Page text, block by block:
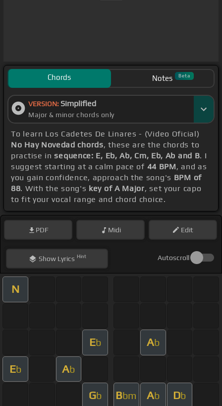
Chords Notes Beta
VERSION: Simplified
Major & minor chords only
To learn Los Cadetes De Linares - (Video Oficial)
No Hay Novedad chords, these are the chords to
practise insequence: E, Eb, Ab, Cm, Eb, Ab and B. I
suggest starting at a calm pace of 44 BPM, and as
you gain confidence, approach the song's BPM of
88. With the song's key of A Major, set your capo
to fit your vocal range and chord choice.
PDF Midi Edit
ShowLyrics Hint Autoscroll
N
Eb Ab
Eb Ab
Gb Bbm Ab Db